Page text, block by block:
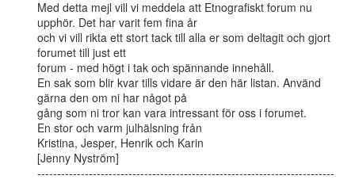
Med detta mejl vill vi meddela att Etnografiskt forum nu
upphör. Det har varit fem fina år
och vi vill rikta ett stort tack till alla er som deltagit och gjort
forumet till just ett
forum - med högt i tak och spännande innehåll.
En sak som blir kvar tills vidare är den här listan. Använd
gärna den om ni har något på
gång som ni tror kan vara intressant för oss i forumet.
En stor och varm julhälsning från
Kristina, Jesper, Henrik och Karin
[Jenny Nyström]
---------------------------------------------------------------------------